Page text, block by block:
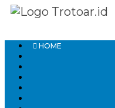
HOME